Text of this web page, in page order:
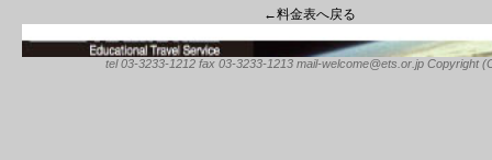
←料金表へ戻る
tel 03-3233-1212 fax 03-3233-1213 mail-welcome@ets.or.jp Copyright